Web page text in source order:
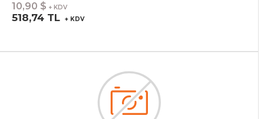
518,74 TL + KDV
10,90 $ + KDV